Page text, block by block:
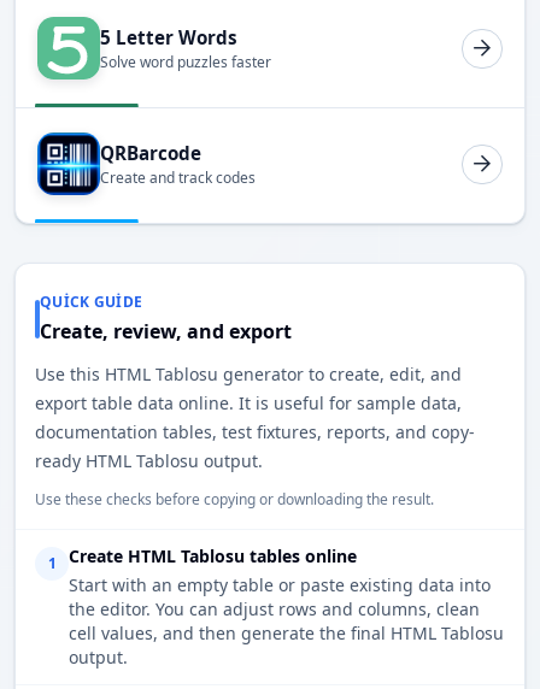
5 Letter Words
Solve word puzzles faster
QRBarcode
Create and track codes
QUICK GUIDE
Create, review, and export
Use this HTML Tablosu generator to create, edit, and
export table data online. It is useful for sample data,
documentation tables, test fixtures, reports, and copy-
ready HTML Tablosu output.
Use these checks before copying or downloading the result.
1
Create HTML Tablosu tables online
Start with an empty table or paste existing data into
the editor. You can adjust rows and columns, clean
cell values, and then generate the final HTML Tablosu
output.